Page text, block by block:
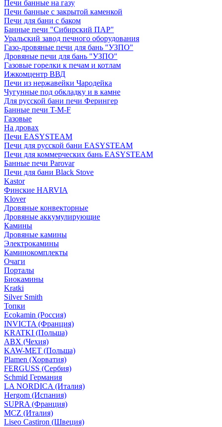
Печи банные на газу
Печи банные с закрытой каменкой
Печи для бани с баком
Банные печи "Сибирский ПАР"
Уральский завод печного оборудования
Газо-дровяные печи для бань "УЗПО"
Дровяные печи для бань "УЗПО"
Газовые горелки к печам и котлам
Ижкомцентр ВВД
Печи из нержавейки Чародейка
Чугунные под обкладку и в камне
Для русской бани печи Ферингер
Банные печи T-M-F
Газовые
На дровах
Печи EASYSTEAM
Печи для русской бани EASYSTEAM
Печи для коммерческих бань EASYSTEAM
Банные печи Parovar
Печи для бани Black Stove
Kastor
Финские HARVIA
Klover
Дровяные конвекторные
Дровяные аккумулирующие
Камины
Дровяные камины
Электрокамины
Каминокомплекты
Очаги
Порталы
Биокамины
Kratki
Silver Smith
Топки
Ecokamin (Россия)
INVICTA (Франция)
KRATKI (Польша)
ABX (Чехия)
KAW-MET (Польша)
Plamen (Хорватия)
FERGUSS (Сербия)
Schmid Германия
LA NORDICA (Италия)
Hergom (Испания)
SUPRA (Франция)
MCZ (Италия)
Liseo Castiron (Швеция)